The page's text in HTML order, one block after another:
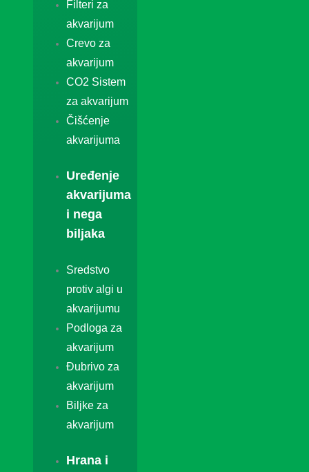
Filteri za
akvarijum
Crevo za
akvarijum
CO2 Sistem
za akvarijum
Čišćenje
akvarijuma
Uređenje
akvarijuma
i nega
biljaka
Sredstvo
protiv algi u
akvarijumu
Podloga za
akvarijum
Đubrivo za
akvarijum
Biljke za
akvarijum
Hrana i